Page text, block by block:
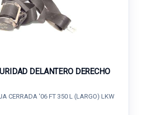
DELANTERO DERECHO
CERRADA '06 FT 350 L (LARGO) LKW